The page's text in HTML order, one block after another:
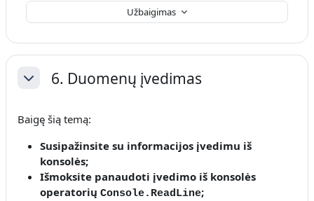
Užbaigimas
Sutraukti6. Duomenų įvedimas
Baigę šią temą:
Susipažinsite su informacijos įvedimu iš
konsolės;
Išmoksite panaudoti įvedimo iš konsolės
operatorių Console.ReadLine;